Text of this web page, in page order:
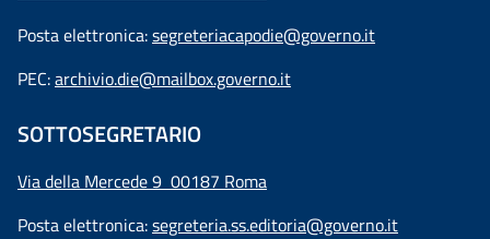
Posta elettronica:segreteriacapodie@governo.it
PEC:archivio.die@mailbox.governo.it
SOTTOSEGRETARIO
Via della Mercede 9 00187 Roma
Posta elettronica:segreteria.ss.editoria@governo.it